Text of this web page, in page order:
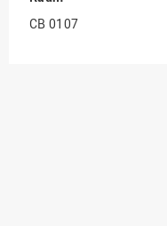
CB 0107